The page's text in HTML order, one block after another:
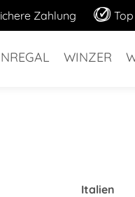
Zahlung
WINZER
Italien